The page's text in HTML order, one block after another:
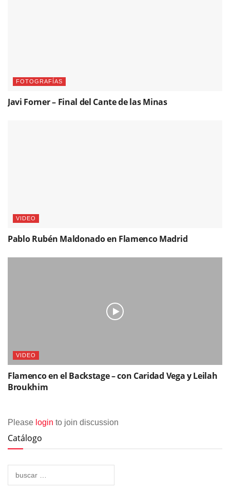
FOTOGRAFÍAS
Javi Forner – Final del Cante de las Minas
VIDEO
Pablo Rubén Maldonado en Flamenco Madrid
VIDEO
Flamenco en el Backstage – con Caridad Vega y Leilah
Broukhim
Please login to join discussion
Catálogo